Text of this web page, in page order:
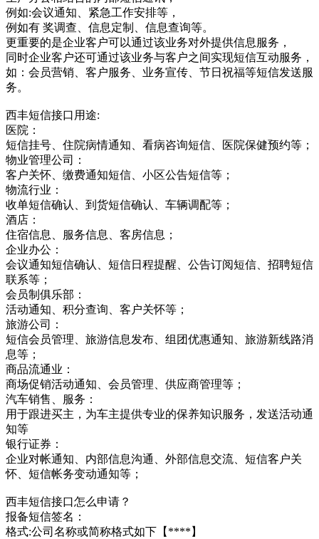
例如:会议通知、紧急工作安排等，
例如有 奖调查、信息定制、信息查询等。
更重要的是企业客户可以通过该业务对外提供信息服务，
同时企业客户还可通过该业务与客户之间实现短信互动服务，
如：会员营销、客户服务、业务宣传、节日祝福等短信发送服
务。
西丰短信接口用途:
医院：
短信挂号、住院病情通知、看病咨询短信、医院保健预约等；
物业管理公司：
客户关怀、缴费通知短信、小区公告短信等；
物流行业：
收单短信确认、到货短信确认、车辆调配等；
酒店：
住宿信息、服务信息、客房信息；
企业办公：
会议通知短信确认、短信日程提醒、公告订阅短信、招聘短信
联系等；
会员制俱乐部：
活动通知、积分查询、客户关怀等；
旅游公司：
短信会员管理、旅游信息发布、组团优惠通知、旅游新线路消
息等；
商品流通业：
商场促销活动通知、会员管理、供应商管理等；
汽车销售、服务：
用于跟进买主，为车主提供专业的保养知识服务，发送活动通
知等
银行证券：
企业对帐通知、内部信息沟通、外部信息交流、短信客户关
怀、短信帐务变动通知等；
西丰短信接口怎么申请？
报备短信签名：
格式:公司名称或简称格式如下【****】